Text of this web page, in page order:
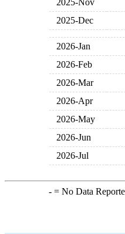
2025-Nov
2025-Dec
2026-Jan
2026-Feb
2026-Mar
2026-Apr
2026-May
2026-Jun
2026-Jul
-= No Data